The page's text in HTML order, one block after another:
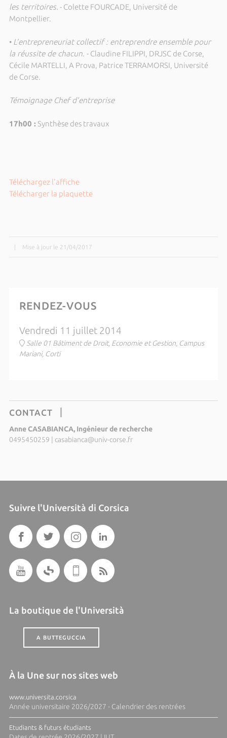
les territoires. - Colette FOURCADE, Université de
Montpellier.
• L’entrepreneuriat collectif : entreprendre ensemble pour
la réussite de chacun. - Claudine FILIPPI, DRJSC de Corse,
Cécile MARTELLI, A Prova, Patrice TERRAMORSI, Université
de Corse.
Témoignage Chef d’entreprise
17h00 : Synthèse des travaux
Téléchargez l'affiche
Télécharger la plaquette
Mise à jour le 21/04/2017
RENDEZ-VOUS
Vendredi 11 juillet 2014
Salle 01 Bâtiment de Droit, Economie et Gestion, Campus
Mariani, Corti
CONTACT
Anne CASABIANCA, Ingénieur de recherche
0495450259
casabianca@univ-corse.fr
Suivre l'Università di Corsica
La boutique de l'Università
A BUTTEGUCCIA
À la Une sur nos sites web
www.universita.corsica
Année universitaire 2026/2027 - Calendrier des rentrées
Etudiants & futurs étudiants